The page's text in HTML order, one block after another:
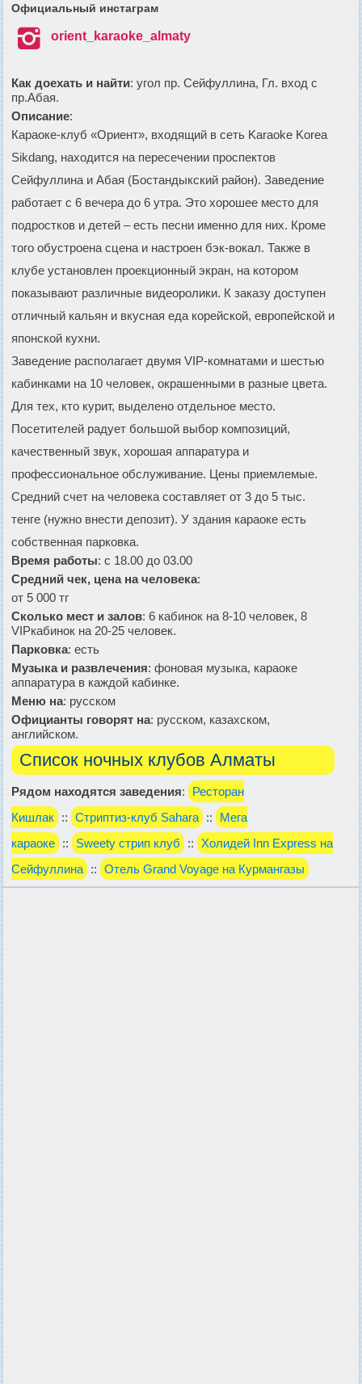
Официальный инстаграм
 orient_karaoke_almaty
Как доехать и найти: угол пр. Сейфуллина, Гл. вход с
пр.Абая.
Описание:
Караоке-клуб «Ориент», входящий в сеть Karaoke Korea
Sikdang, находится на пересечении проспектов
Сейфуллина и Абая (Бостандыкский район). Заведение
работает с 6 вечера до 6 утра. Это хорошее место для
подростков и детей – есть песни именно для них. Кроме
того обустроена сцена и настроен бэк-вокал. Также в
клубе установлен проекционный экран, на котором
показывают различные видеоролики. К заказу доступен
отличный кальян и вкусная еда корейской, европейской и
японской кухни.
Заведение располагает двумя VIP-комнатами и шестью
кабинками на 10 человек, окрашенными в разные цвета.
Для тех, кто курит, выделено отдельное место.
Посетителей радует большой выбор композиций,
качественный звук, хорошая аппаратура и
профессиональное обслуживание. Цены приемлемые.
Средний счет на человека составляет от 3 до 5 тыс.
тенге (нужно внести депозит). У здания караоке есть
собственная парковка.
Время работы: с 18.00 до 03.00
Средний чек, цена на человека:
от 5 000 тг
Сколько мест и залов: 6 кабинок на 8-10 человек, 8
VIPкабинок на 20-25 человек.
Парковка: есть
Музыка и развлечения: фоновая музыка, караоке
аппаратура в каждой кабинке.
Меню на: русском
Официанты говорят на: русском, казахском,
английском.
Список ночных клубов Алматы
Рядом находятся заведения:
Ресторан
Кишлак :: Стриптиз-клуб Sahara ::
Мега
караоке :: Sweety стрип клуб :: Холидей Inn Express на
Сейфуллина :: Отель Grand Voyage на Курмангазы